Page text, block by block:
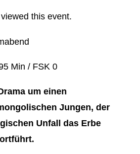
this event.
Min / FSK 0
um einen
Jungen, der
Unfall das Erbe